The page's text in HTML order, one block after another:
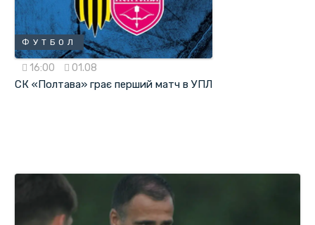
ФУТБОЛ
16:00 01.08
СК «Полтава» грає перший матч в УПЛ